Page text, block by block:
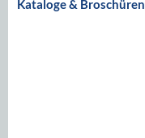
Kataloge & Broschüren